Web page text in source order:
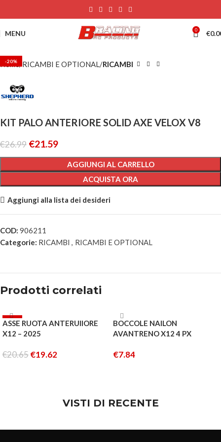
MENU 0 €
-20%
Home RICAMBI E OPTIONAL RICAMBI
KIT PALO ANTERIORE SOLID AXE VELOX V8
€26.99 €21.59
AGGIUNGI AL CARRELLO
ACQUISTA ORA
Aggiungi alla lista dei desideri
COD: 906211
Categorie: RICAMBI , RICAMBI E OPTIONAL
Prodotti correlati
-5%
ESAURITO
ASSE RUOTA ANTERUIIORE
X12 – 2025
€20.65€19.62
BOCCOLE NAILON
AVANTRENO X12 4 PX
€7.84
VISTI DI RECENTE